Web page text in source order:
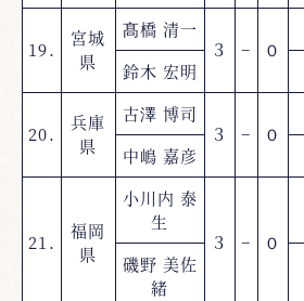
19.
宮城
県
髙橋 清一
３
− ０
鈴木 宏明
20.
兵庫
県
古澤 博司
３
− ０
中嶋 嘉彦
21.
福岡
県
小川内 泰
生
３
− ０
磯野 美佐
緒